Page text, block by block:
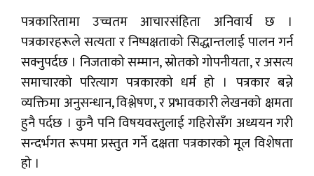
पत्रकारितामा उच्चतम आचारसंहिता अनिवार्य छ ।
पत्रकारहरूले सत्यता र निष्पक्षताको सिद्धान्तलाई पालन गर्न
सक्नुपर्दछ । निजताको सम्मान, स्रोतको गोपनीयता, र असत्य
समाचारको परित्याग पत्रकारको धर्म हो । पत्रकार बन्ने
व्यक्तिमा अनुसन्धान, विश्लेषण, र प्रभावकारी लेखनको क्षमता
हुनै पर्दछ । कुनै पनि विषयवस्तुलाई गहिरोसँग अध्ययन गरी
सन्दर्भगत रूपमा प्रस्तुत गर्ने दक्षता पत्रकारको मूल विशेषता
हो ।